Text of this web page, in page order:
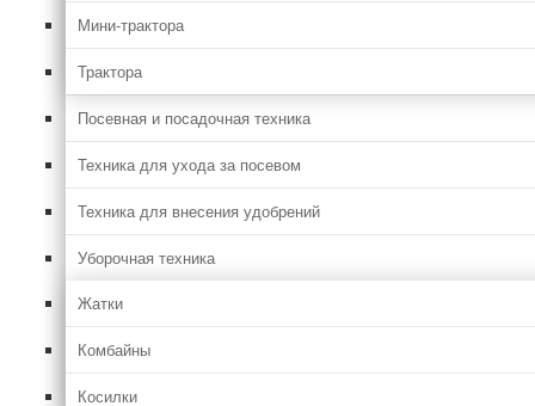
Мини-трактора
Трактора
Посевная и посадочная техника
Техника для ухода за посевом
Техника для внесения удобрений
Уборочная техника
Жатки
Комбайны
Косилки